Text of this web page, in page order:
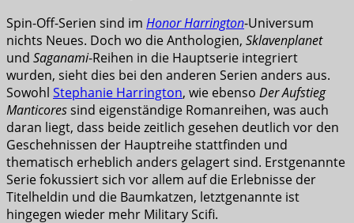
Spin-Off-Serien sind im Honor Harrington-Universum
nichts Neues. Doch wo die Anthologien, Sklavenplanet
und Saganami-Reihen in die Hauptserie integriert
wurden, sieht dies bei den anderen Serien anders aus.
Sowohl Stephanie Harrington, wie ebenso Der Aufstieg
Manticoressind eigenständige Romanreihen, was auch
daran liegt, dass beide zeitlich gesehen deutlich vor den
Geschehnissen der Hauptreihe stattfinden und
thematisch erheblich anders gelagert sind. Erstgenannte
Serie fokussiert sich vor allem auf die Erlebnisse der
Titelheldin und die Baumkatzen, letztgenannte ist
hingegen wieder mehr Military Scifi.